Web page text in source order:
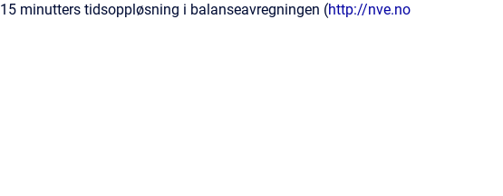
15 minutters tidsoppløsning i balanseavregningen (http://nve.no